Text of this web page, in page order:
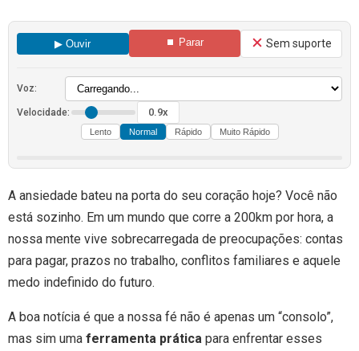
▶ Ouvir ⏹ Parar Sem suporte
Voz:
Velocidade: 0.9x
Lento Normal Rápido Muito Rápido
A ansiedade bateu na porta do seu coração hoje? Você não
está sozinho. Em um mundo que corre a 200km por hora, a
nossa mente vive sobrecarregada de preocupações: contas
para pagar, prazos no trabalho, conflitos familiares e aquele
medo indefinido do futuro.
A boa notícia é que a nossa fé não é apenas um “consolo”,
mas sim uma ferramenta prática para enfrentar esses